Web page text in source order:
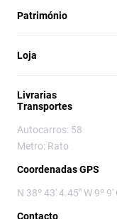
Património
Loja
Livrarias
Transportes
Autocarros: 58
Metro: Rato
Coordenadas GPS
N 38º 43' 4.45" W 9º 9'
Contacto